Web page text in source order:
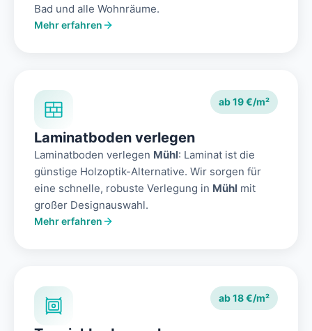
Bad und alle Wohnräume.
Mehr erfahren
ab 19 €/m²
Laminatboden verlegen
Laminatboden verlegen Mühl: Laminat ist die
günstige Holzoptik-Alternative. Wir sorgen für
eine schnelle, robuste Verlegung in Mühl mit
großer Designauswahl.
Mehr erfahren
ab 18 €/m²